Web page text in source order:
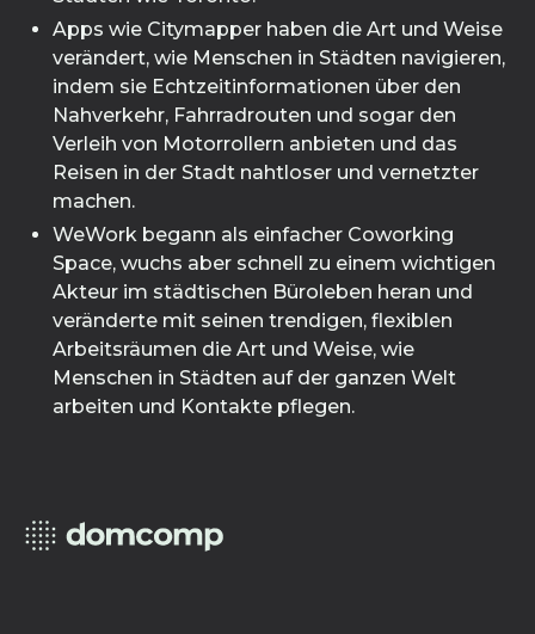
Apps wie Citymapper haben die Art und Weise
verändert, wie Menschen in Städten navigieren,
indem sie Echtzeitinformationen über den
Nahverkehr, Fahrradrouten und sogar den
Verleih von Motorrollern anbieten und das
Reisen in der Stadt nahtloser und vernetzter
machen.
WeWork begann als einfacher Coworking
Space, wuchs aber schnell zu einem wichtigen
Akteur im städtischen Büroleben heran und
veränderte mit seinen trendigen, flexiblen
Arbeitsräumen die Art und Weise, wie
Menschen in Städten auf der ganzen Welt
arbeiten und Kontakte pflegen.